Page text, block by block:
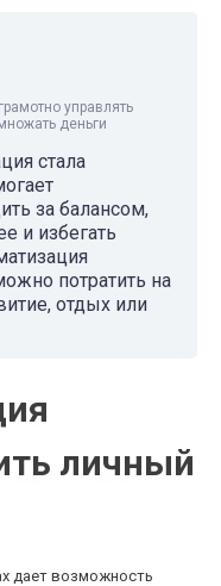
управлять
деньги
стала
за балансом,
и избегать
потратить на
отдых или
личный
дает возможность